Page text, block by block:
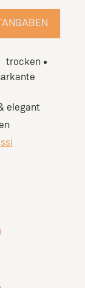
elegant
trocken